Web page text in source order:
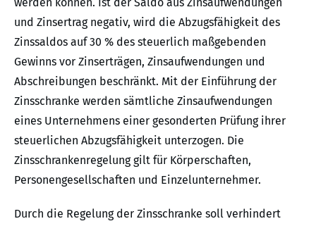
werden können. Ist der Saldo aus Zinsaufwendungen
und Zinsertrag negativ, wird die Abzugsfähigkeit des
Zinssaldos auf 30 % des steuerlich maßgebenden
Gewinns vor Zinserträgen, Zinsaufwendungen und
Abschreibungen beschränkt. Mit der Einführung der
Zinsschranke werden sämtliche Zinsaufwendungen
eines Unternehmens einer gesonderten Prüfung ihrer
steuerlichen Abzugsfähigkeit unterzogen. Die
Zinsschrankenregelung gilt für Körperschaften,
Personengesellschaften und Einzelunternehmer.
Durch die Regelung der Zinsschranke soll verhindert